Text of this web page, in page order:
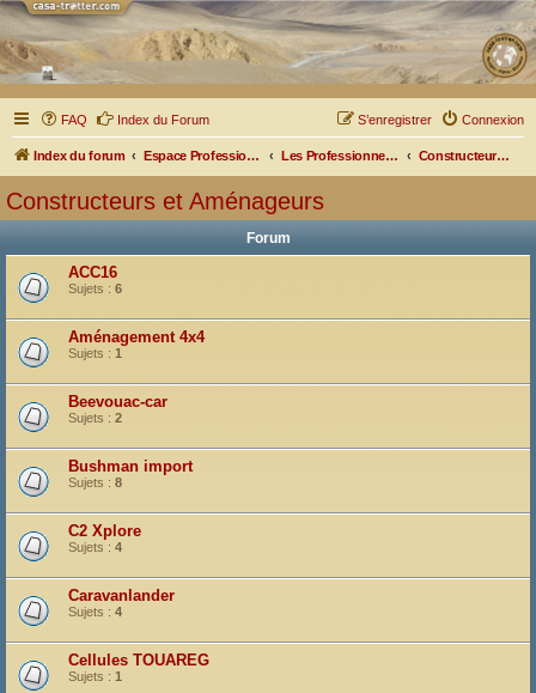
FAQ Index du Forum Connexion
S’enregistrer
Index du forum Espace Professionnel Les Professionnels nous parlent Constructeurs et Aménageurs
Constructeurs et Aménageurs
Forum
ACC16
Sujets : 6
Aménagement 4x4
Sujets : 1
Beevouac-car
Sujets : 2
Bushman import
Sujets : 8
C2 Xplore
Sujets : 4
Caravanlander
Sujets : 4
Cellules TOUAREG
Sujets : 1